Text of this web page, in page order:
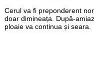
Cerul va fi preponderent
doar dimineața. După-
ploaie va continua și seara.